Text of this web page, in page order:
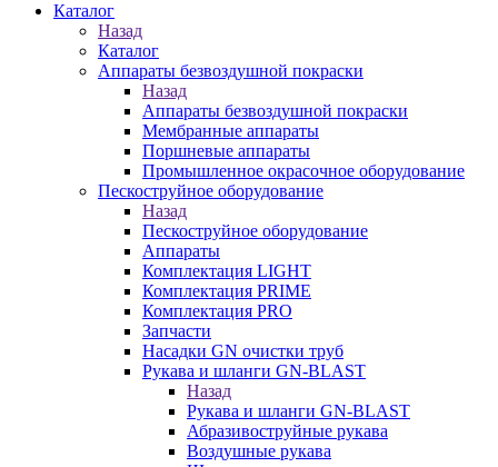
Каталог
Назад
Каталог
Аппараты безвоздушной покраски
Назад
Аппараты безвоздушной покраски
Мембранные аппараты
Поршневые аппараты
Промышленное окрасочное оборудование
Пескоструйное оборудование
Назад
Пескоструйное оборудование
Аппараты
Комплектация LIGHT
Комплектация PRIME
Комплектация PRO
Запчасти
Насадки GN очистки труб
Рукава и шланги GN-BLAST
Назад
Рукава и шланги GN-BLAST
Абразивоструйные рукава
Воздушные рукава